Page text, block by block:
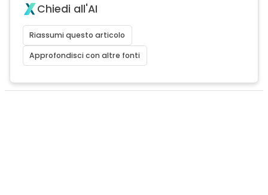
Chiedi all'AI
Riassumi questo articolo
Approfondisci con altre fonti